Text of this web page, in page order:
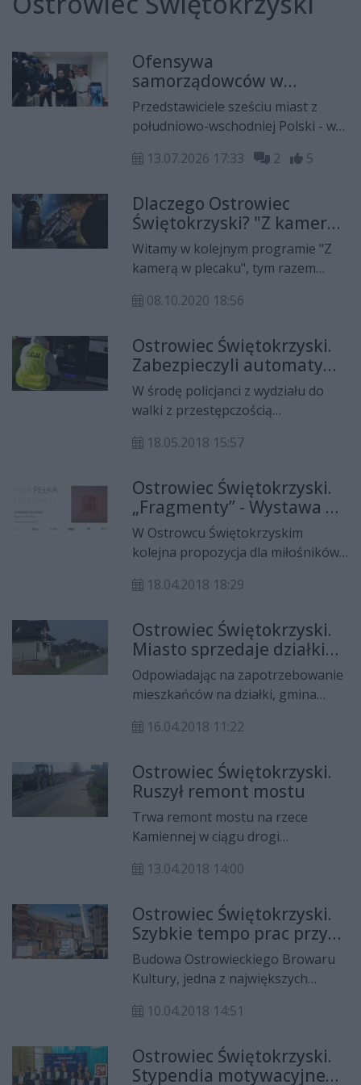
Ofensywa
samorządowców w
temacie "Korytarza
Centralnego". "Na pewno
tego projektu nie
odpuścimy"
Przedstawiciele sześciu miast z
południowo-wschodniej Polski - w
staraniach o uznanie Korytarza
Rzeszów jako bazowego elementu
Zintegrowanej Sieci Kolejowej. Tym
razem w nadzwyczajnym trybie
zwołano w tej sprawie sesję Rady
Miejskiej w Radomiu.
13.07.2026 17:33 2 5
Dlaczego Ostrowiec
Świętokrzyski? "Z kamerą
w plecaku"
Witamy w kolejnym programie "Z
kamerą w plecaku", tym razem
Świętokrzyski. Jedno z mniej
świętokrzyskim, ale drugie po
Kielcach zarówno pod względem
obszaru jak i liczby ludności.
Zobaczcie co kryje w sobie to
unikatowe miasto!
08.10.2020 18:56
Ostrowiec Świętokrzyski.
Zabezpieczyli automaty
hazardowe
W środę policjanci z wydziału do
walki z przestępczością
Policji w Ostrowcu Świętokrzyskim
świętokrzyskiego Urzędu Celno –
Skarbowego zabezpieczyli 3
automaty, służące do prowadzenia
nielegalnych gier hazardowych
oraz ponad 1600 zł w gotówce.
Ustawodawca za nielegalne
przewidział karę do 3 lat
pozbawienia wolności oraz wysoką
18.05.2018 15:57
Ostrowiec Świętokrzyski.
„Fragmenty” - Wystawa w
BWA
W Ostrowcu Świętokrzyskim
kolejna propozycja dla miłośników
pod nazwą „Fragmenty”.
18.04.2018 18:29
Ostrowiec Świętokrzyski.
Miasto sprzedaje działki
pod budownictwo
jednorodzinne
Odpowiadając na zapotrzebowanie
mieszkańców na działki, gmina
sukcesywnie przygotowuje do
tworząc atrakcyjną ofertę
nieruchomości pod zabudowę
mieszkaniową jednorodzinną.
16.04.2018 11:22
Ostrowiec Świętokrzyski.
Ruszył remont mostu
Trwa remont mostu na rzece
Kamiennej w ciągu drogi
Ostrowcu Świętokrzyskim.
13.04.2018 14:00
Ostrowiec Świętokrzyski.
Szybkie tempo prac przy
budowie Browaru Kultury
Budowa Ostrowieckiego Browaru
Kultury, jedna z największych
zakończy się jeszcze w tym roku.
szybkie tempo odpowiada firma
MTM z Tarnowa, która realizuje to
10.04.2018 14:51
Ostrowiec Świętokrzyski.
Stypendia motywacyjne